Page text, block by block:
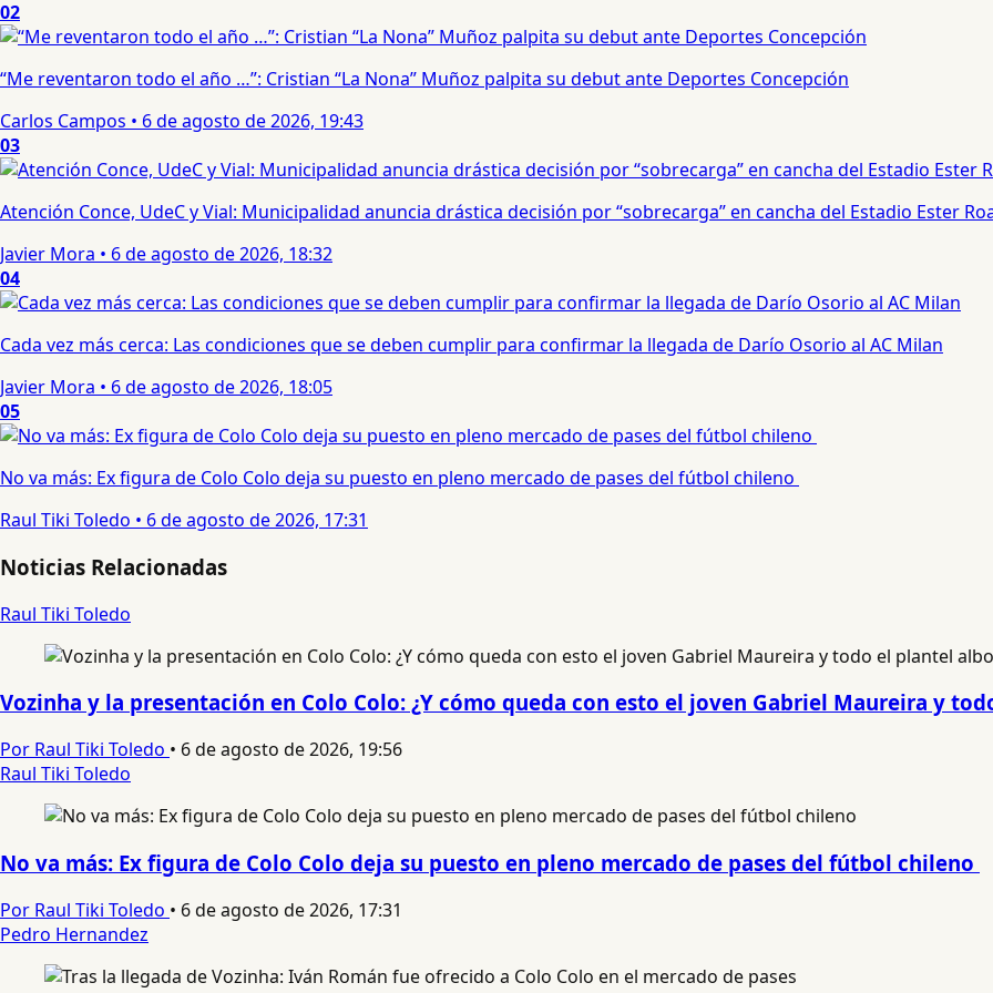
02
“Me reventaron todo el año …”: Cristian “La Nona” Muñoz palpita su debut ante Deportes Concepción
Carlos Campos • 6 de agosto de 2026, 19:43
03
Atención Conce, UdeC y Vial: Municipalidad anuncia drástica decisión por “sobrecarga” en cancha del Estadio Ester
Javier Mora • 6 de agosto de 2026, 18:32
04
Cada vez más cerca: Las condiciones que se deben cumplir para confirmar la llegada de Darío Osorio al AC Milan
Javier Mora • 6 de agosto de 2026, 18:05
05
No va más: Ex figura de Colo Colo deja su puesto en pleno mercado de pases del fútbol chileno
Raul Tiki Toledo • 6 de agosto de 2026, 17:31
Noticias Relacionadas
Raul Tiki Toledo
Vozinha y la presentación en Colo Colo: ¿Y cómo queda con esto el joven Gabriel Maureira y
Por Raul Tiki Toledo • 6 de agosto de 2026, 19:56
Raul Tiki Toledo
No va más: Ex figura de Colo Colo deja su puesto en pleno mercado de pases del fútbol chileno
Por Raul Tiki Toledo • 6 de agosto de 2026, 17:31
Pedro Hernandez